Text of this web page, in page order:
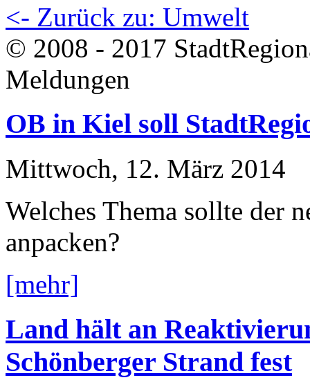
<- Zurück zu: Umwelt
© 2008 - 2017
Meldungen
OB in Kiel soll
Mittwoch, 12. März 2014
Welches Thema sollte der
anpacken?
[mehr]
Land hält an
Schönberger Strand fest